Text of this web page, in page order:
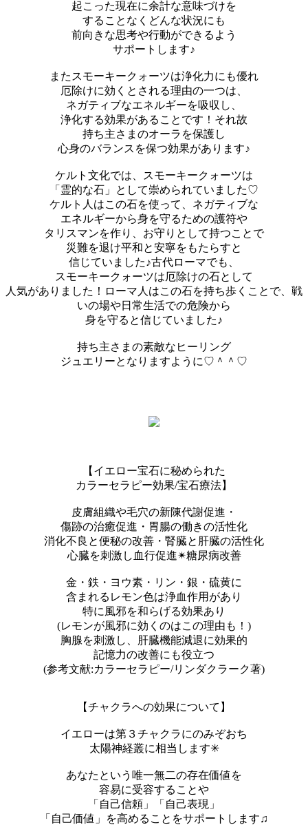
起こった現在に余計な意味づけを
することなくどんな状況にも
前向きな思考や行動ができるよう
サポートします♪
またスモーキークォーツは浄化力にも優れ
厄除けに効くとされる理由の一つは、
ネガティブなエネルギーを吸収し、
浄化する効果があることです！それ故
持ち主さまのオーラを保護し
心身のバランスを保つ効果があります♪
ケルト文化では、スモーキークォーツは
「霊的な石」として崇められていました♡
ケルト人はこの石を使って、ネガティブな
エネルギーから身を守るための護符や
タリスマンを作り、お守りとして持つことで
災難を退け平和と安寧をもたらすと
信じていました♪古代ローマでも、
スモーキークォーツは厄除けの石として
人気がありました！ローマ人はこの石を持ち歩くことで、戦
いの場や日常生活での危険から
身を守ると信じていました♪
持ち主さまの素敵なヒーリング
ジュエリーとなりますように♡＾＾♡
【イエロー宝石に秘められた
カラーセラピー効果/宝石療法】
皮膚組織や毛穴の新陳代謝促進・
傷跡の治癒促進・胃腸の働きの活性化
消化不良と便秘の改善・腎臓と肝臓の活性化
心臓を刺激し血行促進✴︎糖尿病改善
金・鉄・ヨウ素・リン・銀・硫黄に
含まれるレモン色は浄血作用があり
特に風邪を和らげる効果あり
(レモンが風邪に効くのはこの理由も！)
胸腺を刺激し、肝臓機能減退に効果的
記憶力の改善にも役立つ
(参考文献:カラーセラピー/リンダクラーク著)
【チャクラへの効果について】
イエローは第３チャクラにのみぞおち
太陽神経叢に相当します✳︎
あなたという唯一無二の存在価値を
容易に受容することや
「自己信頼」「自己表現」
「自己価値」を高めることをサポートします♫